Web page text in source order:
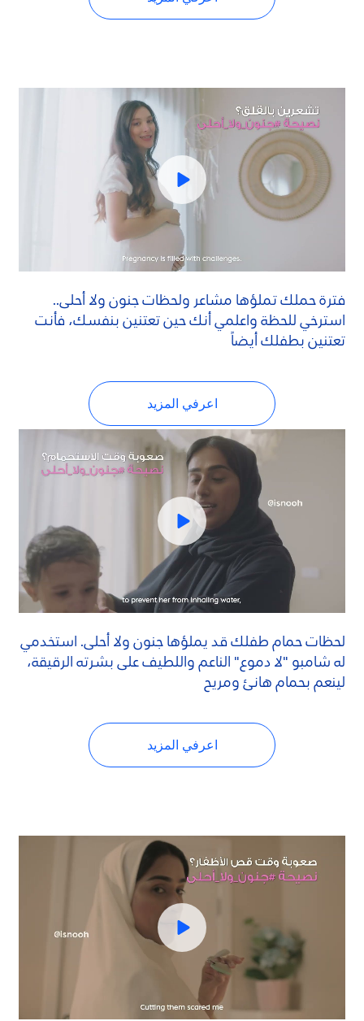
فترة حملك تملؤها مشاعر ولحظات جنون ولا أحلى..
استرخي للحظة واعلمي أنك حين تعتنين بنفسك، فأنت
تعتنين بطفلك أيضاً
اعرفي المزيد
لحظات حمام طفلك قد يملؤها جنون ولا أحلى. استخدمي
له شامبو "لا دموع" الناعم واللطيف على بشرته الرقيقة،
لينعم بحمام هانئ ومريح
اعرفي المزيد